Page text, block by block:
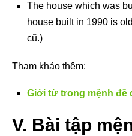
The house which was
house built in 1990 is
cũ.)
Tham khảo thêm:
Giới từ trong mệnh đề
V. Bài tập